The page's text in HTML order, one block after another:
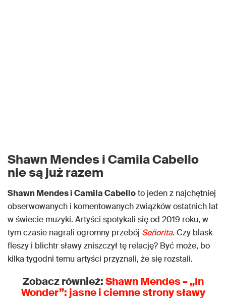
Shawn Mendes i Camila Cabello
nie są już razem
Shawn Mendes i Camila Cabelloto jeden z najchętniej
obserwowanych i komentowanych związków ostatnich lat
w świecie muzyki. Artyści spotykali się od 2019 roku, w
tym czasie nagrali ogromny przebój Señorita.Czy blask
fleszy i blichtr sławy zniszczył tę relację? Być może, bo
kilka tygodni temu artyści przyznali, że się rozstali.
Zobacz również:Shawn Mendes – „In
Wonder”: jasne i ciemne strony sławy